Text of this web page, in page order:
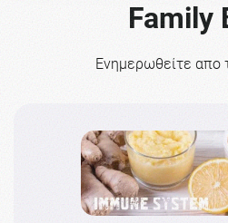
Family
Ενημερωθείτε απο